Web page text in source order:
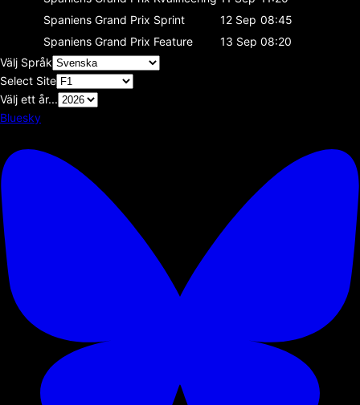
Spaniens Grand Prix Sprint 12 Sep 08:45
Spaniens Grand Prix Feature 13 Sep 08:20
Välj Språk
Select Site
Välj ett år...
Bluesky